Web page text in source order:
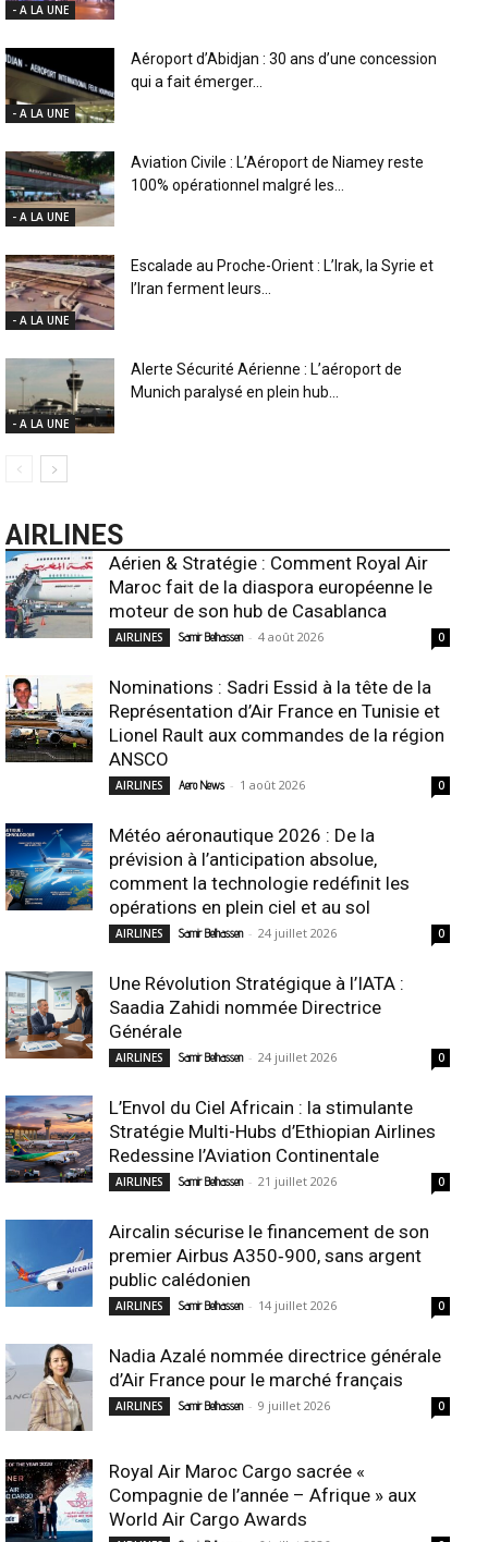
- A LA UNE
- A LA UNE
Aéroport d’Abidjan : 30 ans d’une concession
qui a fait émerger...
- A LA UNE
Aviation Civile : L’Aéroport de Niamey reste
100% opérationnel malgré les...
- A LA UNE
Escalade au Proche-Orient : L’Irak, la Syrie et
l’Iran ferment leurs...
- A LA UNE
Alerte Sécurité Aérienne : L’aéroport de
Munich paralysé en plein hub...
AIRLINES
Aérien & Stratégie : Comment Royal Air
Maroc fait de la diaspora européenne le
moteur de son hub de Casablanca
AIRLINES Samir Belhassen - 4 août 2026 0
Nominations : Sadri Essid à la tête de la
Représentation d’Air France en Tunisie et
Lionel Rault aux commandes de la région
ANSCO
AIRLINES Aero News - 1 août 2026 0
Météo aéronautique 2026 : De la
prévision à l’anticipation absolue,
comment la technologie redéfinit les
opérations en plein ciel et au sol
AIRLINES Samir Belhassen - 24 juillet 2026 0
Une Révolution Stratégique à l’IATA :
Saadia Zahidi nommée Directrice
Générale
AIRLINES Samir Belhassen - 24 juillet 2026 0
L’Envol du Ciel Africain : la stimulante
Stratégie Multi-Hubs d’Ethiopian Airlines
Redessine l’Aviation Continentale
AIRLINES Samir Belhassen - 21 juillet 2026 0
Aircalin sécurise le financement de son
premier Airbus A350‑900, sans argent
public calédonien
AIRLINES Samir Belhassen - 14 juillet 2026 0
Nadia Azalé nommée directrice générale
d’Air France pour le marché français
AIRLINES Samir Belhassen - 9 juillet 2026 0
Royal Air Maroc Cargo sacrée «
Compagnie de l’année – Afrique » aux
World Air Cargo Awards